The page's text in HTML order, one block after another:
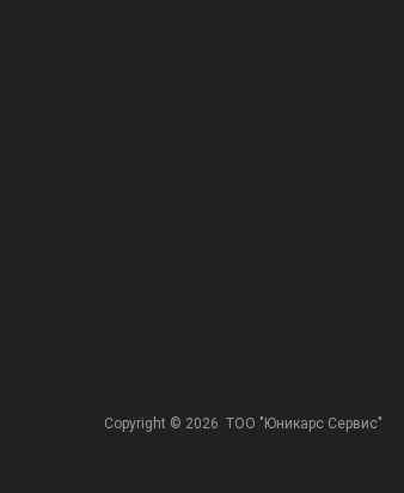
Copyright © 2026 ТОО "Юникарс Сервис"